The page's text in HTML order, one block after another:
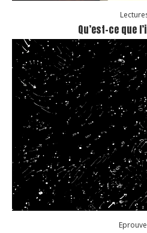
Qu’est-ce que